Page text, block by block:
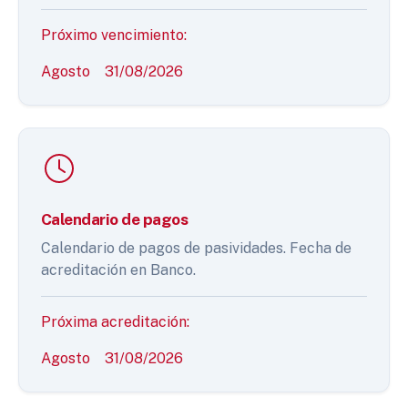
Próximo vencimiento:
Agosto 31/08/2026
Calendario de pagos
Calendario de pagos de pasividades. Fecha de
acreditación en Banco.
Próxima acreditación:
Agosto 31/08/2026